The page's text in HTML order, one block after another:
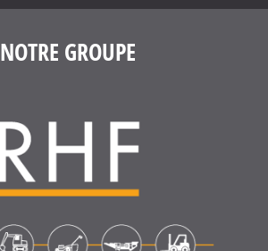
NOTRE GROUPE